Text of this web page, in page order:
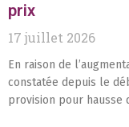
prix
17 juillet 2026
En raison de
constatée depuis le
provision pour hausse